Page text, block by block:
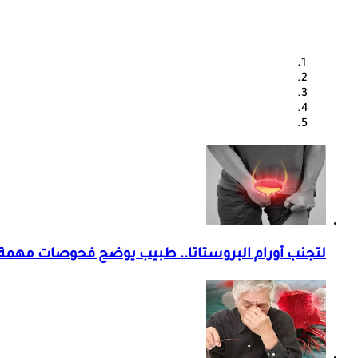
لتجنب أورام البروستاتا.. طبيب يوضح فحوصات